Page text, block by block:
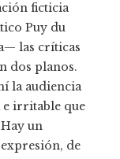
ficticia
Puy du
las críticas
dos planos.
la audiencia
e irritable que
Hay un
de